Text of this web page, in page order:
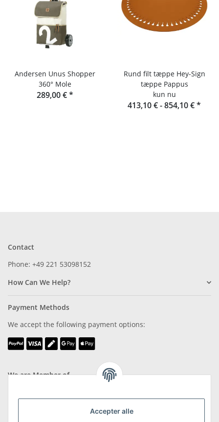
Accepter alle
Andersen Unus Shopper
360° Mole
289,00 €*
Rund filt tæppe Hey-Sign
tæppe Pappus
kun nu
413,10 € -854,10 €*
Contact
Phone: +49 221 53098152
How Can We Help?
Payment Methods
We accept the following payment options:
We are Member of